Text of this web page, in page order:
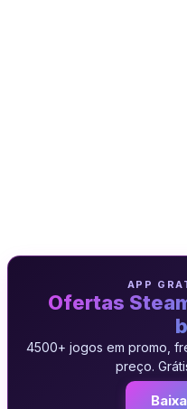
APP
Ofertas
4500+ jogos em promo,
preço.